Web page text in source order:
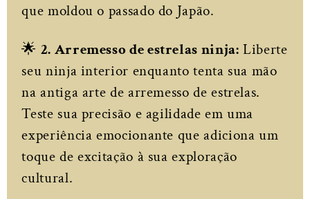
que moldou o passado do Japão.
🌟 2. Arremesso de estrelas ninja: Liberte
seu ninja interior enquanto tenta sua mão
na antiga arte de arremesso de estrelas.
Teste sua precisão e agilidade em uma
experiência emocionante que adiciona um
toque de excitação à sua exploração
cultural.